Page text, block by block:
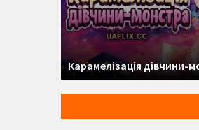
Карамелізація дівчини-